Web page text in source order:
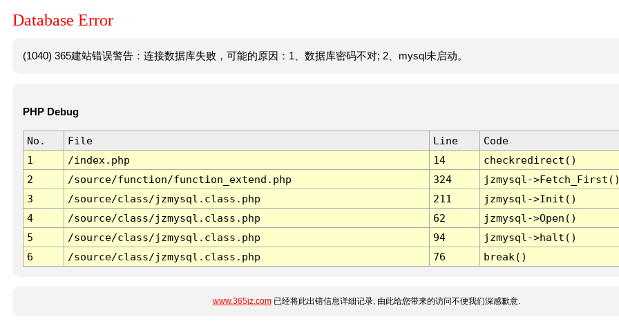
Database Error
(1040) 365建站错误警告：连接数据库失败，可能的原因：1、数据库密码不对; 2、mysql未启动。
PHP Debug
No. File Line
Code
1
/index.php 14
checkredirect()
2
/source/function/function_extend.php 324
jzmysql-
3
/source/class/jzmysql.class.php 211
jzmysql->Init()
4
/source/class/jzmysql.class.php 62
jzmysql->Open()
5
/source/class/jzmysql.class.php 94
jzmysql->halt()
6
/source/class/jzmysql.class.php 76 break()
www.365jz.com已经将此出错信息详细记录, 由此给您带来的访问不便我们深感歉意.